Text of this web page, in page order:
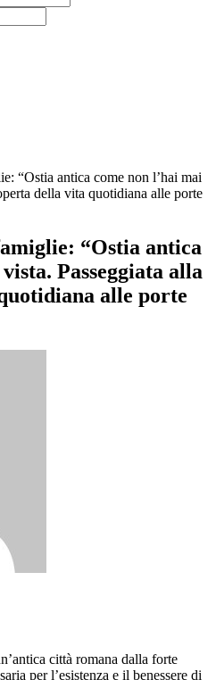
“Ostia antica come non l’hai mai
della vita quotidiana alle porte
“Ostia antica
Passeggiata alla
alle porte
città romana dalla forte
per l’esistenza e il benessere di